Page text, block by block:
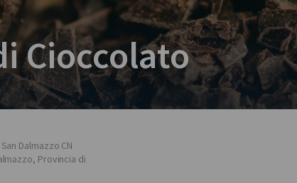
Cioccolato
Dalmazzo CN
, Provincia di